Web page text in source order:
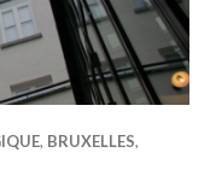
, BRUXELLES,